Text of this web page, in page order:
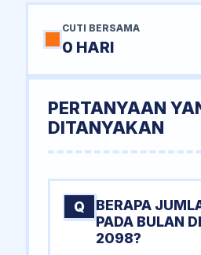
CUTI BERSAMA
0 HARI
PERTANYAAN
DITANYAKAN
Q
BERAPA
PADA BULAN
2098?